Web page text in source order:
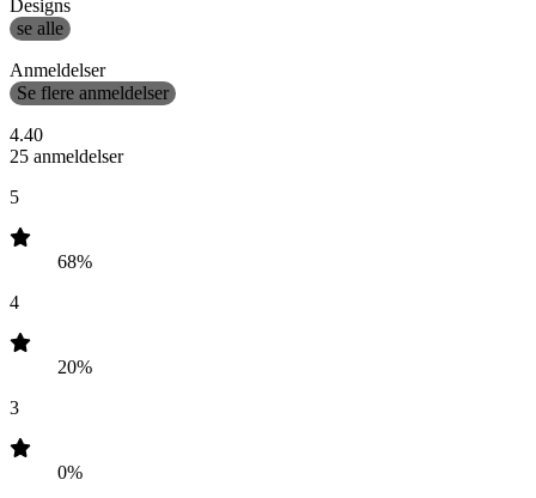
Designs
se alle
Anmeldelser
Se flere anmeldelser
4.40
25 anmeldelser
5
68%
4
20%
3
0%